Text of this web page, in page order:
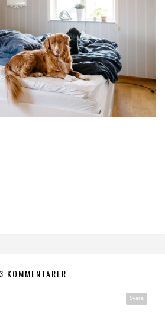
3 KOMMENTARER
Svara